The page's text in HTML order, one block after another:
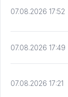
07.08.2026 17:52
07.08.2026 17:49
07.08.2026 17:21